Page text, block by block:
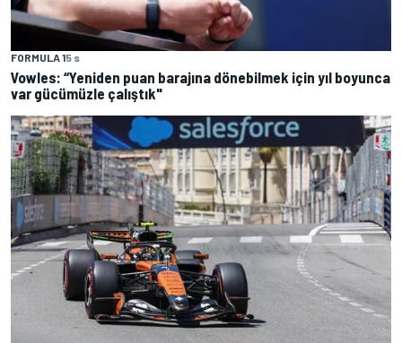
FORMULA 15 s
Vowles: “Yeniden puan barajına dönebilmek için yıl boyunca
var gücümüzle çalıştık"